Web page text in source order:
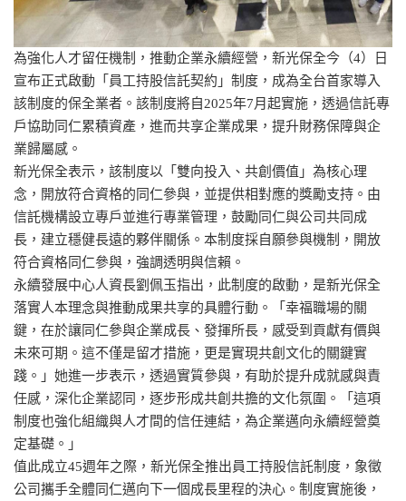
為強化人才留任機制，推動企業永續經營，新光保全今（4）日
宣布正式啟動「員工持股信託契約」制度，成為全台首家導入
該制度的保全業者。該制度將自2025年7月起實施，透過信託專
戶協助同仁累積資產，進而共享企業成果，提升財務保障與企
業歸屬感。
新光保全表示，該制度以「雙向投入、共創價值」為核心理
念，開放符合資格的同仁參與，並提供相對應的獎勵支持。由
信託機構設立專戶並進行專業管理，鼓勵同仁與公司共同成
長，建立穩健長遠的夥伴關係。本制度採自願參與機制，開放
符合資格同仁參與，強調透明與信賴。
永續發展中心人資長劉佩玉指出，此制度的啟動，是新光保全
落實人本理念與推動成果共享的具體行動。「幸福職場的關
鍵，在於讓同仁參與企業成長、發揮所長，感受到貢獻有價與
未來可期。這不僅是留才措施，更是實現共創文化的關鍵實
踐。」她進一步表示，透過實質參與，有助於提升成就感與責
任感，深化企業認同，逐步形成共創共擔的文化氛圍。「這項
制度也強化組織與人才間的信任連結，為企業邁向永續經營奠
定基礎。」
值此成立45週年之際，新光保全推出員工持股信託制度，象徵
公司攜手全體同仁邁向下一個成長里程的決心。制度實施後，